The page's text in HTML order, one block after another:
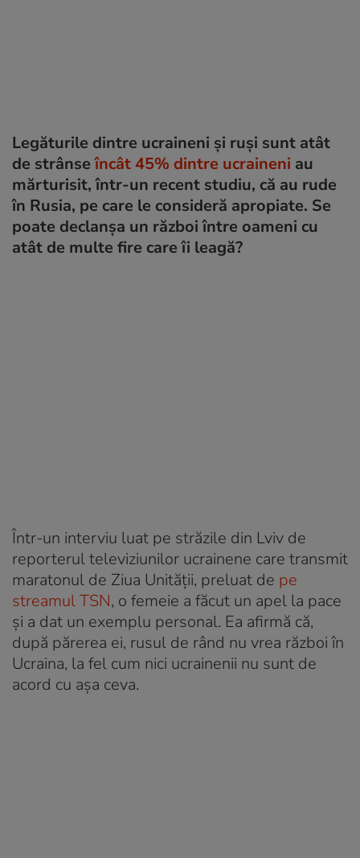
Legăturile dintre ucraineni și ruși sunt atât
de strânseîncât 45% dintre ucraineni au
mărturisit, într-un recent studiu, că au rude
în Rusia, pe care le consideră apropiate. Se
poate declanșa un război între oameni cu
atât de multe fire care îi leagă?
Într-un interviu luat pe străzile din Lviv de
reporterul televiziunilor ucrainene care transmit
maratonul de Ziua Unității, preluat de pe
streamul TSN, o femeie a făcut un apel la pace
și a dat un exemplu personal. Ea afirmă că,
după părerea ei, rusul de rând nu vrea război în
Ucraina, la fel cum nici ucrainenii nu sunt de
acord cu așa ceva.